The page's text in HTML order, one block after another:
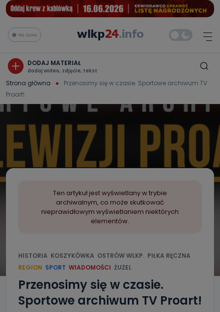
Na żywo
DODAJ MATERIAŁ
dodaj wideo, zdjęcie, tekst
Strona główna
Przenosimy się w czasie. Sportowe archiwum TV
Proart!
Ten artykuł jest wyświetlany w trybie
archiwalnym, co może skutkować
nieprawidłowym wyświetlaniem niektórych
elementów.
HISTORIA KOSZYKÓWKA OSTRÓW WLKP. PIŁKA RĘCZNA
REGION SPORT WIADOMOŚCI ŻUŻEL
Przenosimy się w czasie.
Sportowe archiwum TV Proart!